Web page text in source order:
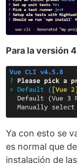
Para la versión
Ya con esto se
es normal que
instalación de